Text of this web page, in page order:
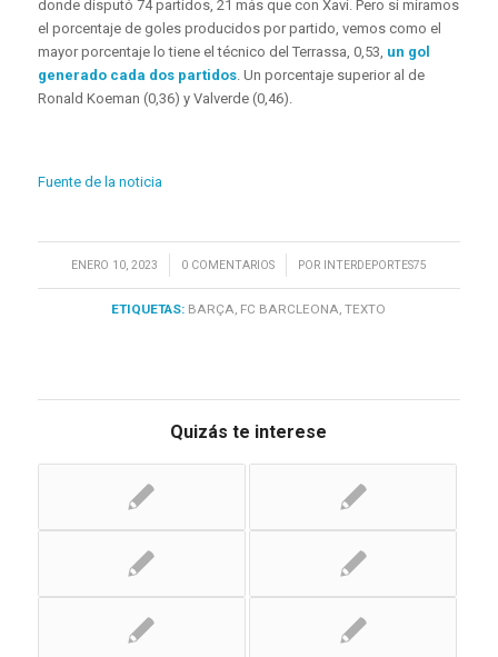
donde disputó 74 partidos, 21 más que con Xavi. Pero si miramos
el porcentaje de goles producidos por partido, vemos como el
mayor porcentaje lo tiene el técnico del Terrassa, 0,53, un gol
generado cada dos partidos. Un porcentaje superior al de
Ronald Koeman (0,36) y Valverde (0,46).
Fuente de la noticia
ENERO 10, 2023
/ 0 COMENTARIOS
/ POR INTERDEPORTES75
ETIQUETAS: BARÇA FC BARCLEONA ,TEXTO
Quizás te interese